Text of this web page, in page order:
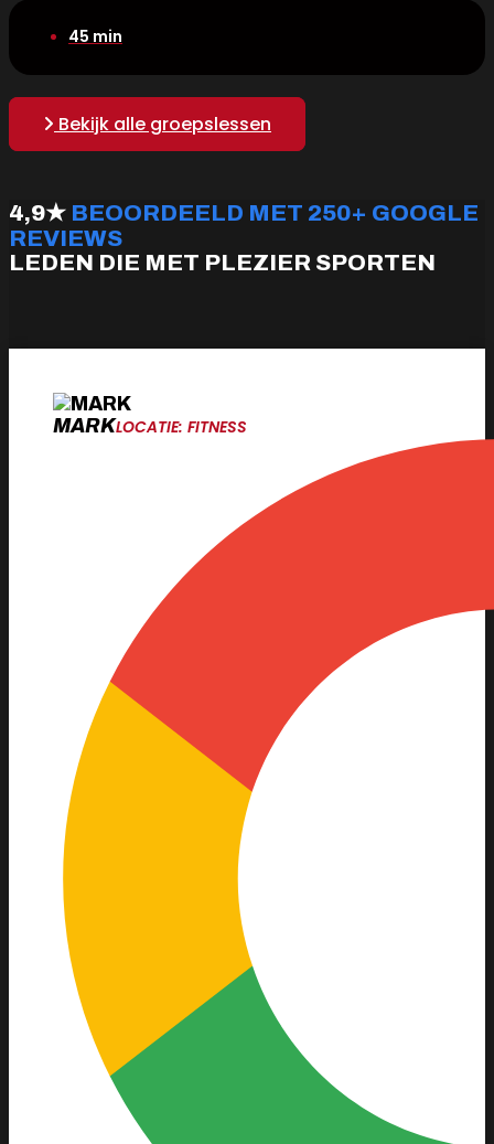
45 min
Bekijk alle groepslessen
4,9★ BEOORDEELD MET 250+ GOOGLE
REVIEWS
LEDEN DIE MET PLEZIER SPORTEN
MARKLOCATIE: FITNESS